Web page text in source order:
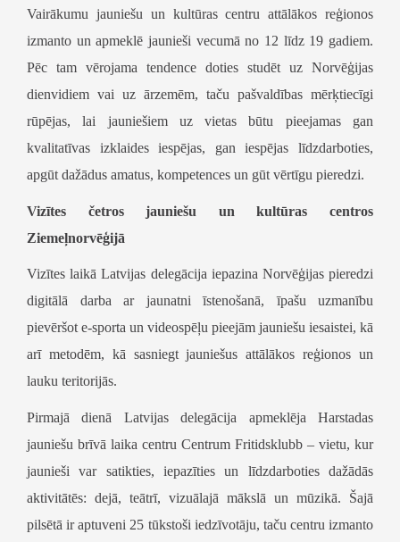
Vairākumu jauniešu un kultūras centru attālākos reģionos
izmanto un apmeklē jaunieši vecumā no 12 līdz 19 gadiem.
Pēc tam vērojama tendence doties studēt uz Norvēģijas
dienvidiem vai uz ārzemēm, taču pašvaldības mērķtiecīgi
rūpējas, lai jauniešiem uz vietas būtu pieejamas gan
kvalitatīvas izklaides iespējas, gan iespējas līdzdarboties,
apgūt dažādus amatus, kompetences un gūt vērtīgu pieredzi.
Vizītes četros jauniešu un kultūras centros
Ziemeļnorvēģijā
Vizītes laikā Latvijas delegācija iepazina Norvēģijas pieredzi
digitālā darba ar jaunatni īstenošanā, īpašu uzmanību
pievēršot e-sporta un videospēļu pieejām jauniešu iesaistei, kā
arī metodēm, kā sasniegt jauniešus attālākos reģionos un
lauku teritorijās.
Pirmajā dienā Latvijas delegācija apmeklēja Harstadas
jauniešu brīvā laika centru Centrum Fritidsklubb – vietu, kur
jaunieši var satikties, iepazīties un līdzdarboties dažādās
aktivitātēs: dejā, teātrī, vizuālajā mākslā un mūzikā. Šajā
pilsētā ir aptuveni 25 tūkstoši iedzīvotāju, taču centru izmanto